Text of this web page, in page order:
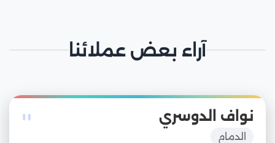
آراء بعض عملائنا
" نواف الدوسري
الدمام